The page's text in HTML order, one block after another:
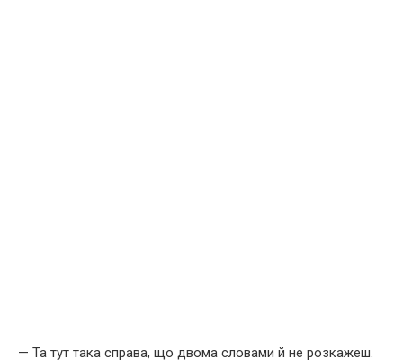
— Та тут така справа, що двома словами й не розкажеш.